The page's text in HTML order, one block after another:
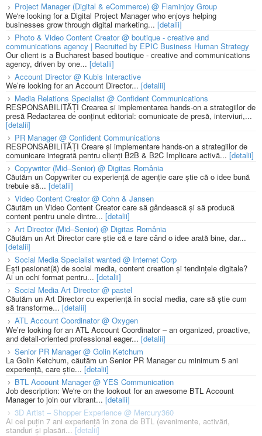
Project Manager (Digital & eCommerce) @ Flaminjoy Group
We're looking for a Digital Project Manager who enjoys helping
businesses grow through digital marketing... [detalii]
Photo & Video Content Creator @ boutique - creative and
communications agency | Recruited by EPIC Business Human Strategy
Our client is a Bucharest based boutique - creative and communications
agency, driven by one... [detalii]
Account Director @ Kubis Interactive
We’re looking for an Account Director... [detalii]
Media Relations Specialist @ Confident Communications
RESPONSABILITĂȚI Crearea și implementarea hands-on a strategiilor de
presă Redactarea de conținut editorial: comunicate de presă, interviuri,...
[detalii]
PR Manager @ Confident Communications
RESPONSABILITĂȚI Creare și implementare hands-on a strategiilor de
comunicare integrată pentru clienți B2B & B2C Implicare activă... [detalii]
Copywriter (Mid–Senior) @ Digitas România
Căutăm un Copywriter cu experiență de agenție care știe că o idee bună
trebuie să... [detalii]
Video Content Creator @ Cohn & Jansen
Căutăm un Video Content Creator care să gândească și să producă
content pentru unele dintre... [detalii]
Art Director (Mid–Senior) @ Digitas România
Căutăm un Art Director care știe că e tare când o idee arată bine, dar...
[detalii]
Social Media Specialist wanted @ Internet Corp
Ești pasionat(ă) de social media, content creation și tendințele digitale?
Ai un ochi format pentru... [detalii]
Social Media Art Director @ pastel
Căutăm un Art Director cu experiență în social media, care să știe cum
să transforme... [detalii]
ATL Account Coordinator @ Oxygen
We’re looking for an ATL Account Coordinator – an organized, proactive,
and detail-oriented professional eager... [detalii]
Senior PR Manager @ Golin Ketchum
La Golin Ketchum, căutăm un Senior PR Manager cu minimum 5 ani
experiență, care știe... [detalii]
BTL Account Manager @ YES Communication
Job description: We're on the lookout for an awesome BTL Account
Manager to join our vibrant... [detalii]
3D Artist – Shopper Experience @ Mercury360
Ai cel puțin 7 ani experiență în zona de BTL (evenimente, activări,
standuri și plasări...[detalii]